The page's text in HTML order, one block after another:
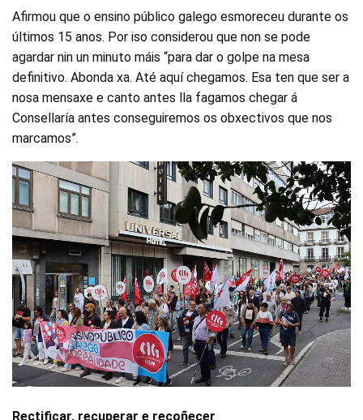
Afirmou que o ensino público galego esmoreceu durante os
últimos 15 anos. Por iso considerou que non se pode
agardar nin un minuto máis “para dar o golpe na mesa
definitivo. Abonda xa. Até aquí chegamos. Esa ten que ser a
nosa mensaxe e canto antes lla fagamos chegar á
Consellaría antes conseguiremos os obxectivos que nos
marcamos”.
Rectificar, recuperar e recoñecer